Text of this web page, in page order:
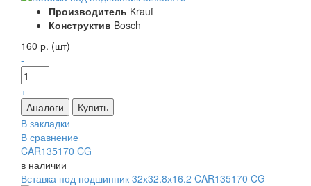
Производитель Krauf
Конструктив Bosch
160 р. (шт)
-
+
В закладки
В сравнение
CAR135170 CG
в наличии
Вставка под подшипник 32х32.8х16.2 CAR135170 CG